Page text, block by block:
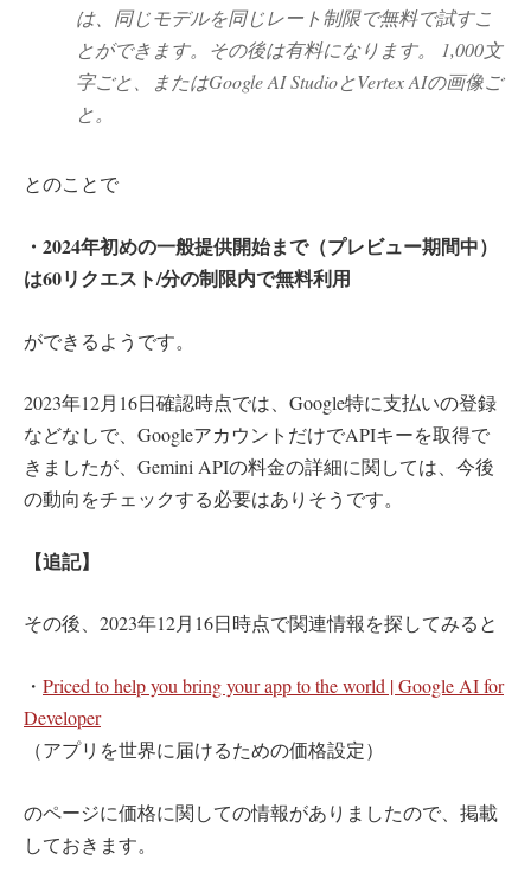
は、同じモデルを同じレート制限で無料で試すこ
とができます。その後は有料になります。 1,000文
字ごと、またはGoogle AI StudioとVertex AIの画像ご
と。
とのことで
・2024年初めの一般提供開始まで（プレビュー期間中）
は60リクエスト/分の制限内で無料利用
ができるようです。
2023年12月16日確認時点では、Google特に支払いの登録
などなしで、GoogleアカウントだけでAPIキーを取得で
きましたが、Gemini APIの料金の詳細に関しては、今後
の動向をチェックする必要はありそうです。
【追記】
その後、2023年12月16日時点で関連情報を探してみると
・ Priced to help you bring your app to the world | Google AI for
Developer
（アプリを世界に届けるための価格設定）
のページに価格に関しての情報がありましたので、掲載
しておきます。